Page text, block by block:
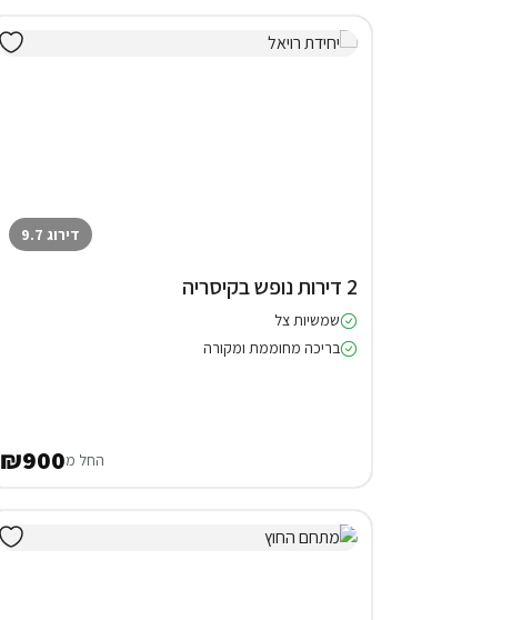
דירוג 9.7
2 דירות נופש בקיסריה
שמשיות צל
בריכה מחוממת ומקורה
החל מ₪900